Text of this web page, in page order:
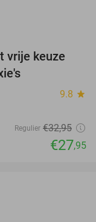
15%
vrije keuze
9.8 star
Regulier €32,95
€27,95